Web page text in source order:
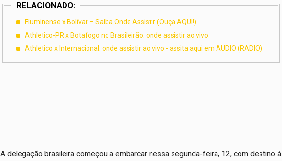
RELACIONADO:
Fluminense x Bolívar – Saiba Onde Assistir (Ouça AQUI!)
Athletico-PR x Botafogo no Brasileirão: onde assistir ao vivo
Athletico x Internacional: onde assistir ao vivo - assita aqui em AUDIO (RADIO)
A delegação brasileira começou a embarcar nessa segunda-feira, 12, com destino à